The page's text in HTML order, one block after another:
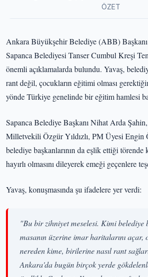
ÖZET
Ankara Büyükşehir Belediye (ABB)
Sapanca Belediyesi Tanser Cumbul Kreşi
önemli açıklamalarda bulundu. Yavaş,
rant değil, çocukların eğitimi olması
yönde Türkiye genelinde bir eğitim hamlesi
Sapanca Belediye Başkanı Nihat Arda
Milletvekili Özgür Yıldızlı, PM Üyesi Engin
belediye başkanlarının da eşlik ettiği törende
hayırlı olmasını dileyerek emeği geçenlere
Yavaş, konuşmasında şu ifadelere yer verdi:
"Bu bir zihniyet meselesi. Kimi belediye
masanın üzerine imar haritalarını açar,
nereden kime, birilerine nasıl rant
Ankara'da bugün birçok yerde